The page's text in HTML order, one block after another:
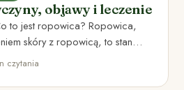
objawy i leczenie
to jest ropowica? Ropowica,
skóry z ropowicą, to stan
czytania